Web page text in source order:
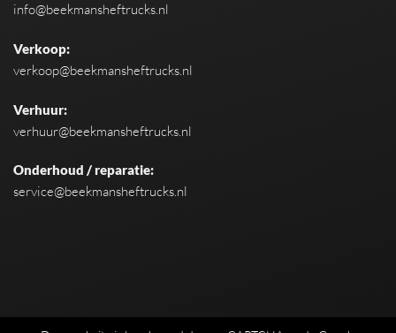
info@beekmansheftrucks.nl
Verkoop:
verkoop@beekmansheftrucks.nl
Verhuur:
verhuur@beekmansheftrucks.nl
Onderhoud / reparatie:
service@beekmansheftrucks.nl